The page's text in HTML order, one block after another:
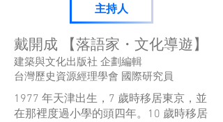
主持人
戴開成 【落語家・文化導遊】
建築與文化出版社 企劃編輯
台灣歷史資源經理學會 國際研究員
1977 年天津出生，7 歲時移居東京，並
在那裡度過小學的頭四年。10 歲時移居